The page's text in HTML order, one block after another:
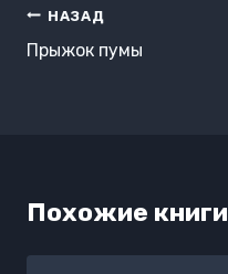
Навигация
по
НАЗАД
Прыжок пумы
Похожие книги